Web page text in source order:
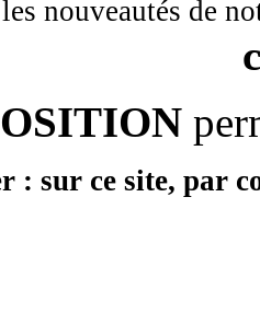
nouveautés de
: sur ce site, par